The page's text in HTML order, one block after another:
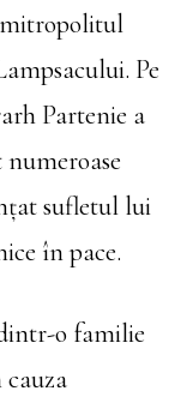
Pe
Partenie a
sufletul lui
în pace.
o familie
cauza